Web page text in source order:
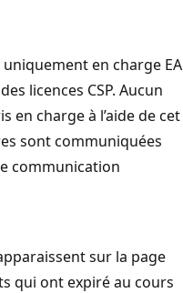
en charge EA
licences CSP. Aucun
en charge à l’aide de cet
sont communiquées
communication
sur la page
qui ont expiré au cours